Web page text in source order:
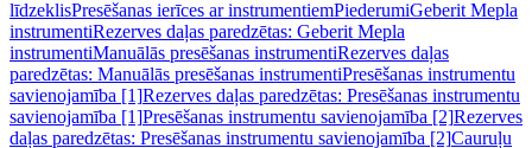
līdzeklisPresēšanas ierīces ar instrumentiemPiederumiGeberit Mepla
instrumentiRezerves daļas paredzētas: Geberit Mepla
instrumentiManuālās presēšanas instrumentiRezerves daļas
paredzētas: Manuālās presēšanas instrumentiPresēšanas instrumentu
savienojamība [1]Rezerves daļas paredzētas: Presēšanas instrumentu
savienojamība [1]Presēšanas instrumentu savienojamība [2]Rezerves
daļas paredzētas: Presēšanas instrumentu savienojamība [2]Cauruļu